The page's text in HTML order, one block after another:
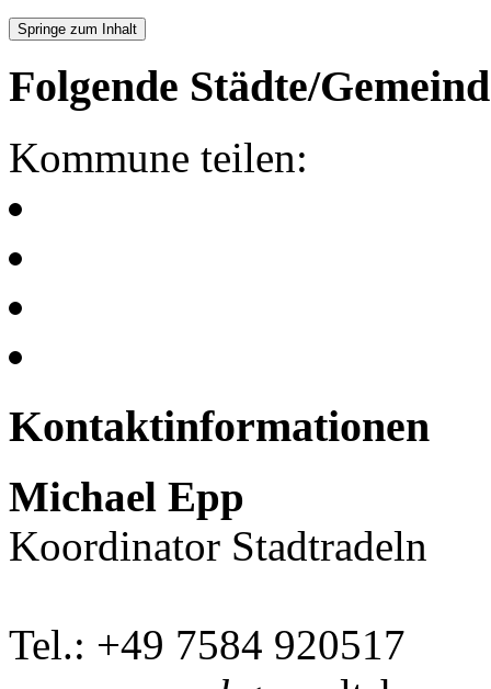
Springe zum Inhalt
Folgende Städte/
Kommune teilen:
Kontaktinformationen
Michael Epp
Koordinator Stadtradeln
Tel.: +49 7584 920517